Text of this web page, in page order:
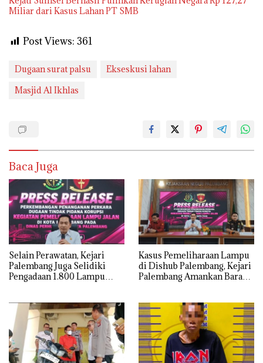
Miliar dari Kasus Lahan PT SMB
Post Views: 361
Dugaan surat palsu
Ekseskusi lahan
Masjid Al Ikhlas
Baca Juga
Selain Perawatan, Kejari
Palembang Juga Selidiki
Pengadaan 1.800 Lampu
Kasus Pemeliharaan Lampu
di Dishub Palembang, Kejari
Palembang Amankan Barang